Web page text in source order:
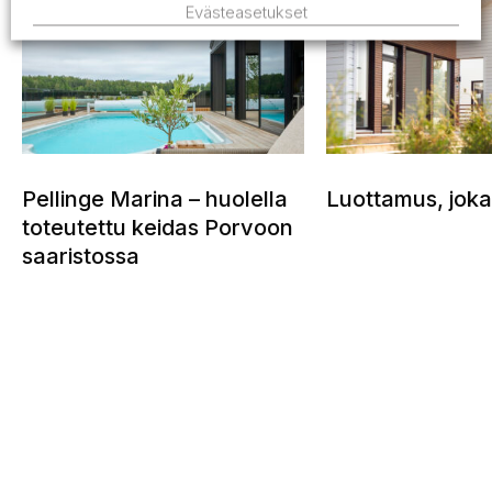
Pellinge Marina – huolella
toteutettu keidas Porvoon
saaristossa
Luottamus,
Evästeasetukset